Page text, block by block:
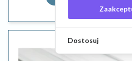
Dostosuj